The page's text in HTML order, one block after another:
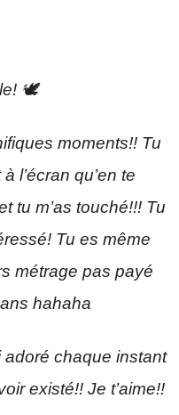
🕊️
moments!! Tu
l’écran qu’en te
tu m’as touché!!! Tu
Tu es même
métrage pas payé
hahaha
adoré chaque instant
existé!! Je t’aime!!